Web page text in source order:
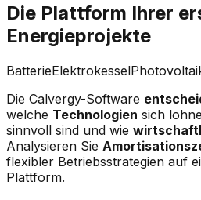
Die Plattform Ihrer
Energieprojekte
BatterieElektrokessel
Die Calvergy-Software
welche Technologien sich
sinnvoll sind und wie
Analysieren Sie
flexibler Betriebsstrategien auf
Plattform.